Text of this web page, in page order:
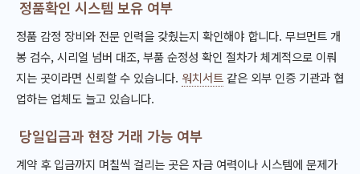
정품확인 시스템 보유 여부
정품 감정 장비와 전문 인력을 갖췄는지 확인해야 합니다. 무브먼트 개
봉 검수, 시리얼 넘버 대조, 부품 순정성 확인 절차가 체계적으로 이뤄
지는 곳이라면 신뢰할 수 있습니다. 워치서트같은 외부 인증 기관과 협
업하는 업체도 늘고 있습니다.
당일입금과 현장 거래 가능 여부
계약 후 입금까지 며칠씩 걸리는 곳은 자금 여력이나 시스템에 문제가